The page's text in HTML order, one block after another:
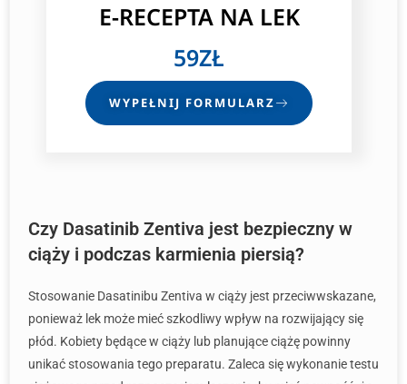
E-RECEPTA NA LEK
59ZŁ
WYPEŁNIJ FORMULARZ
Czy Dasatinib Zentiva jest bezpieczny w
ciąży i podczas karmienia piersią?
Stosowanie Dasatinibu Zentiva w ciąży jest przeciwwskazane,
ponieważ lek może mieć szkodliwy wpływ na rozwijający się
płód. Kobiety będące w ciąży lub planujące ciążę powinny
unikać stosowania tego preparatu. Zaleca się wykonanie testu